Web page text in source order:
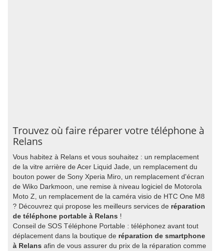
Trouvez où faire réparer votre téléphone à
Relans
Vous habitez à Relans et vous souhaitez : un remplacement
de la vitre arrière de Acer Liquid Jade, un remplacement du
bouton power de Sony Xperia Miro, un remplacement d'écran
de Wiko Darkmoon, une remise à niveau logiciel de Motorola
Moto Z, un remplacement de la caméra visio de HTC One M8
? Découvrez qui propose les meilleurs services de réparation
de téléphone portable à Relans !
Conseil de SOS Téléphone Portable : téléphonez avant tout
déplacement dans la boutique de réparation de smartphone
à Relans afin de vous assurer du prix de la réparation comme